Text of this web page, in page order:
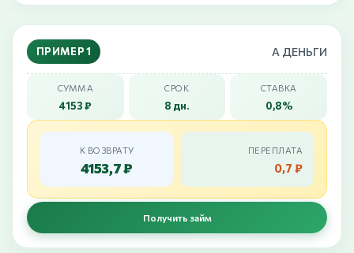
ПРИМЕР 1 А ДЕНЬГИ
СУММА
4153 ₽
СРОК
8 дн.
СТАВКА
0,8%
К ВОЗВРАТУ
4153,7 ₽
ПЕРЕПЛАТА
0,7 ₽
Получить займ